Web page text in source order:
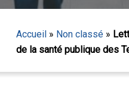
Accueil» Non classé»
de la santé publique des